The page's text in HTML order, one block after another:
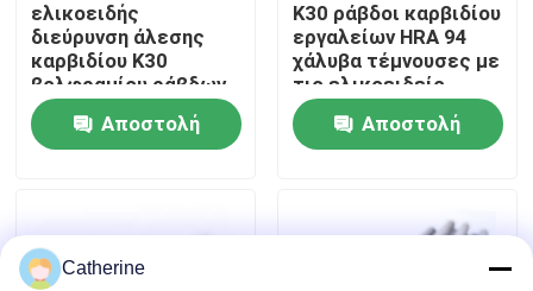
Ειδήσεις
Ζητήστε ένα απόσπασμα
Ράβδοι καρβιδίου με Chamfer
ελικοειδής
διεύρυνση άλεσης
καρβιδίου K30
βολφραμίου ράβδων
τρυπών ψυκτικού
μέσου μήκους 100mm
Αποστολή
K30 ράβδοι καρβιδίου
εργαλείων HRA 94
χάλυβα τέμνουσες με
τις ελικοειδείς
τρύπες ψυκτικού
μέσου Αποστολή
Catherine